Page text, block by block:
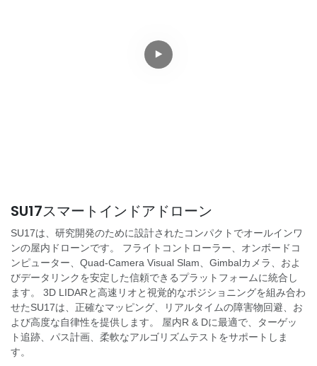
SU17スマートインドアドローン
SU17は、研究開発のために設計されたコンパクトでオールインワ
ンの屋内ドローンです。 フライトコントローラー、オンボードコ
ンピューター、Quad-Camera Visual Slam、Gimbalカメラ、およ
びデータリンクを安定した信頼できるプラットフォームに統合し
ます。 3D LIDARと高速リオと視覚的なポジショニングを組み合わ
せたSU17は、正確なマッピング、リアルタイムの障害物回避、お
よび高度な自律性を提供します。 屋内R & Dに最適で、ターゲッ
ト追跡、パス計画、柔軟なアルゴリズムテストをサポートしま
す。